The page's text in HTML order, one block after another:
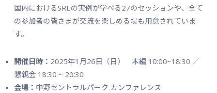
国内におけるSREの実例が学べる27のセッションや、全て
の参加者の皆さまが交流を楽しめる場も用意されていま
す。
開催日時： 2025年1月26日（日） 本編 10:00~18:30 ／
懇親会 18:30 ~ 20:30
会場： 中野セントラルパーク カンファレンス